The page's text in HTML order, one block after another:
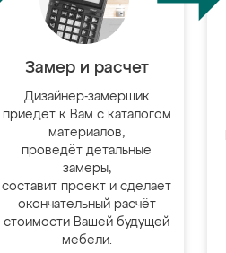
Замер и расчет
Дизайнер-замерщик
приедет к Вам с каталогом
материалов,
проведёт детальные
замеры,
составит проект и сделает
окончательный расчёт
стоимости Вашей будущей
мебели.